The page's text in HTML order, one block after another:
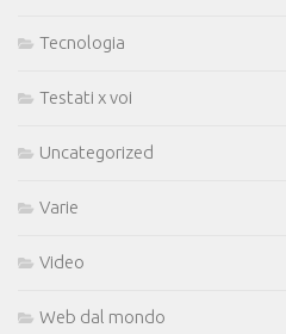
Tecnologia
Testati x voi
Uncategorized
Varie
Video
Web dal mondo